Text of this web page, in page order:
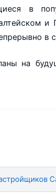
в
и
в
на